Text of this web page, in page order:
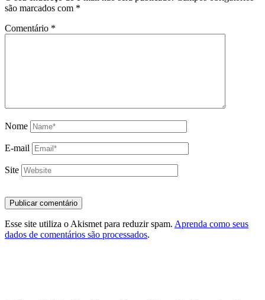
são marcados com *
Comentário *
Nome
E-mail
Site
Esse site utiliza o Akismet para reduzir spam. Aprenda como seus
dados de comentários são processados.